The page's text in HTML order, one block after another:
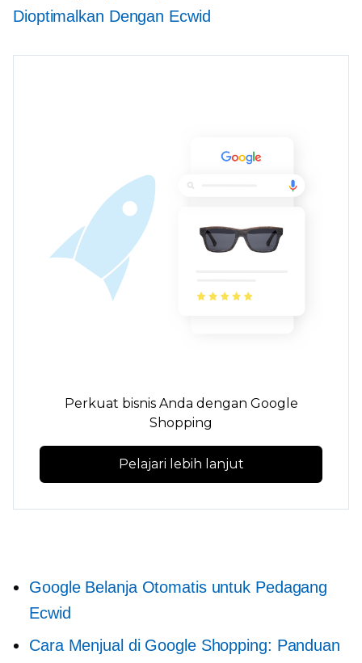
Dioptimalkan Dengan Ecwid
Perkuat bisnis Anda dengan Google
Shopping
Pelajari lebih lanjut
Google Belanja Otomatis untuk Pedagang
Ecwid
Cara Menjual di Google Shopping: Panduan